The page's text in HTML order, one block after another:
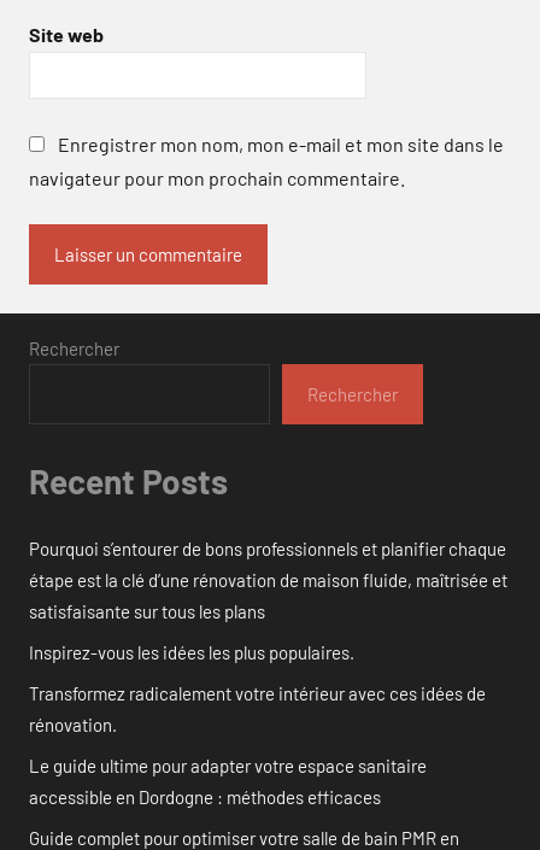
Site web
Enregistrer mon nom, mon e-mail et mon site dans le
navigateur pour mon prochain commentaire.
Rechercher
Rechercher
Recent Posts
Pourquoi s’entourer de bons professionnels et planifier chaque
étape est la clé d’une rénovation de maison fluide, maîtrisée et
satisfaisante sur tous les plans
Inspirez-vous les idées les plus populaires.
Transformez radicalement votre intérieur avec ces idées de
rénovation.
Le guide ultime pour adapter votre espace sanitaire
accessible en Dordogne : méthodes efficaces
Guide complet pour optimiser votre salle de bain PMR en